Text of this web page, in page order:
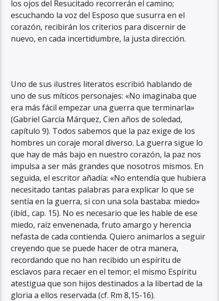
los ojos del Resucitado recorrerán el camino;
escuchando la voz del Esposo que susurra en el
corazón, recibirán los criterios para discernir de
nuevo, en cada incertidumbre, la justa dirección.
Uno de sus ilustres literatos escribió hablando de
uno de sus míticos personajes: «No imaginaba que
era más fácil empezar una guerra que terminarla»
(Gabriel García Márquez, Cien años de soledad,
capítulo 9). Todos sabemos que la paz exige de los
hombres un coraje moral diverso. La guerra sigue lo
que hay de más bajo en nuestro corazón, la paz nos
impulsa a ser más grandes que nosotros mismos. En
seguida, el escritor añadía: «No entendía que hubiera
necesitado tantas palabras para explicar lo que se
sentía en la guerra, si con una sola bastaba: miedo»
(ibíd., cap. 15). No es necesario que les hable de ese
miedo, raíz envenenada, fruto amargo y herencia
nefasta de cada contienda. Quiero animarlos a seguir
creyendo que se puede hacer de otra manera,
recordando que no han recibido un espíritu de
esclavos para recaer en el temor; el mismo Espíritu
atestigua que son hijos destinados a la libertad de la
gloria a ellos reservada (cf. Rm 8,15-16).